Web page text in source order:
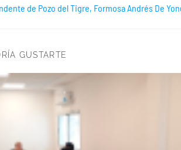
de Pozo del Tigre, Formosa Andrés De
GUSTARTE